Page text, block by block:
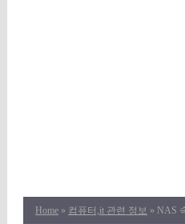
Home » 컴퓨터,it 관련 정보 » NAS